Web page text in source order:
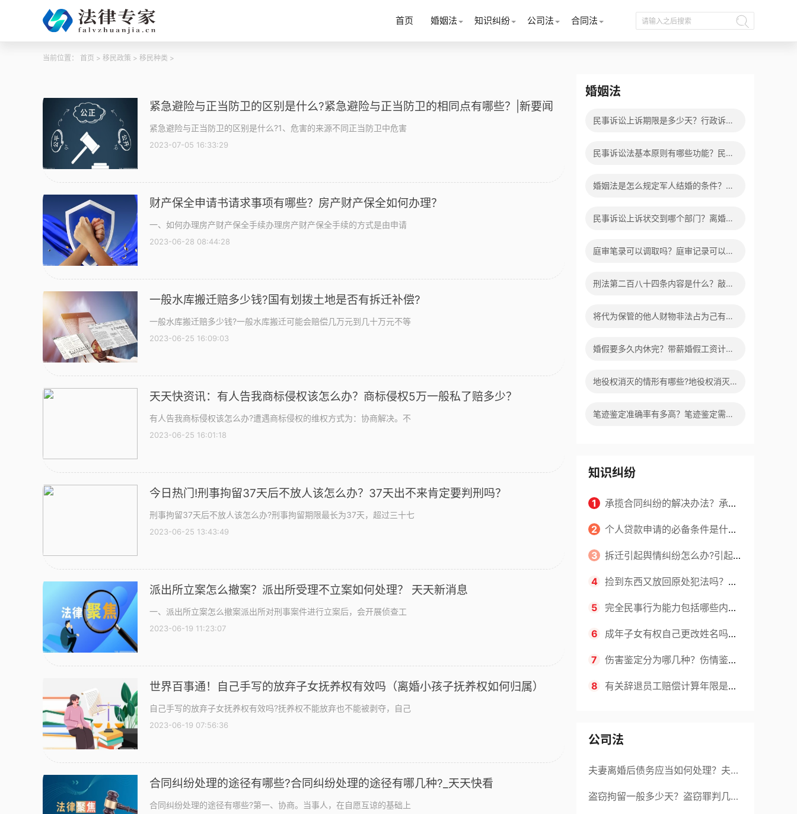
首页 婚姻法 知识纠纷 公司法 合同法
当前位置： 首页 > 移民政策 > 移民种类 >
紧急避险与正当防卫的区别是什么?紧急避险与正当防卫的相同点有哪些？|新要闻
紧急避险与正当防卫的区别是什么?1、危害的来源不同正当防卫中危害
2023-07-05 16:33:29
财产保全申请书请求事项有哪些？房产财产保全如何办理？
一、如何办理房产财产保全手续办理房产财产保全手续的方式是由申请
2023-06-28 08:44:28
一般水库搬迁赔多少钱?国有划拨土地是否有拆迁补偿?
一般水库搬迁赔多少钱?一般水库搬迁可能会赔偿几万元到几十万元不等
2023-06-25 16:09:03
天天快资讯：有人告我商标侵权该怎么办？商标侵权5万一般私了赔多少？
有人告我商标侵权该怎么办?遭遇商标侵权的维权方式为：协商解决。不
2023-06-25 16:01:18
今日热门!刑事拘留37天后不放人该怎么办？37天出不来肯定要判刑吗？
刑事拘留37天后不放人该怎么办?刑事拘留期限最长为37天，超过三十七
2023-06-25 13:43:49
派出所立案怎么撤案？派出所受理不立案如何处理？ 天天新消息
一、派出所立案怎么撤案派出所对刑事案件进行立案后，会开展侦查工
2023-06-19 11:23:07
世界百事通！自己手写的放弃子女抚养权有效吗（离婚小孩子抚养权如何归属）
自己手写的放弃子女抚养权有效吗?抚养权不能放弃也不能被剥夺，自己
2023-06-19 07:56:36
合同纠纷处理的途径有哪些?合同纠纷处理的途径有哪几种?_天天快看
合同纠纷处理的途径有哪些?第一、协商。当事人，在自愿互谅的基础上
婚姻法
民事诉讼上诉期限是多少天？行政诉讼
民事诉讼法基本原则有哪些功能？民事
婚姻法是怎么规定军人结婚的条件？军
民事诉讼上诉状交到哪个部门？离婚案
庭审笔录可以调取吗？庭审记录可以复
刑法第二百八十四条内容是什么？敲诈
将代为保管的他人财物非法占为己有算
婚假要多久内休完？带薪婚假工资计算
地役权消灭的情形有哪些?地役权消灭
笔迹鉴定准确率有多高？笔迹鉴定需要
知识纠纷
1 承揽合同纠纷的解决办法？承揽
合同质保期一般多长时间？|环球看
点
2 个人贷款申请的必备条件是什
么？申请贷款的流程是什么？
3 拆迁引起舆情纠纷怎么办?引起征
地拆迁纠纷的原因有哪些?
4 捡到东西又放回原处犯法吗？捡
到东西又扔了需要赔偿吗？
5 完全民事行为能力包括哪些内
容？被鉴定人民事行为能力的评定的
标准是什么？ 天天快看
6 成年子女有权自己更改姓名吗？
已经离婚给孩子改名字怎么改？ 当
前热讯
7 伤害鉴定分为哪几种？伤情鉴定
根据什么判断？_简讯
8 有关辞退员工赔偿计算年限是多
公司法
夫妻离婚后债务应当如何处理？夫妻
离婚债务分割书面协议怎么写？
盗窃拘留一般多少天？盗窃罪判几